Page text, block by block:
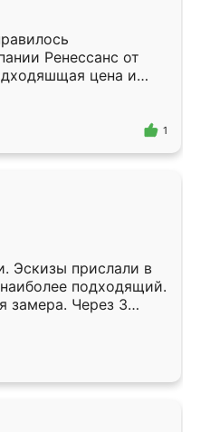
Ренессанс от
цена и
Приехавший
Владислав
самый
1
Эскизы прислали в
подходящий.
замера. Через 3
готова. Остались
Ренессанс
работу!